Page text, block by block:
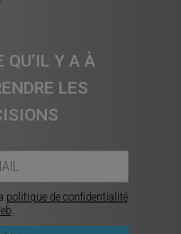
QU’IL Y A À
LES
politique de confidentialité
.